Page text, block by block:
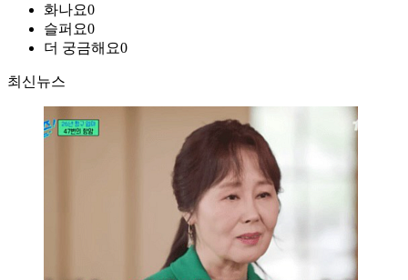
화나요0
슬퍼요0
더 궁금해요0
최신뉴스